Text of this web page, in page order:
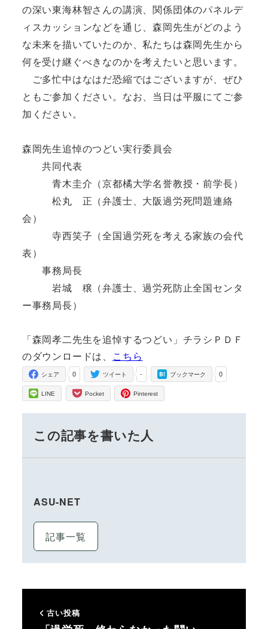
の深い東海林智さんの講演、関係団体のパネルデ
ィスカッションなどを通じ、森岡先生がどのよう
な未来を描いていたのか、私たちは森岡先生から
何を受け継ぐべきなのかを考えたいと思います。
ご多忙中はなはだ恐縮ではございますが、ぜひ
ともご参加ください。なお、当日は平服にてご参
加ください。
森岡先生追悼のつどい実行委員会
共同代表
青木圭介（京都橘大学名誉教授・前学長）
松丸 正（弁護士、大阪過労死問題連絡
会）
寺西笑子（全国過労死を考える家族の会代
表）
事務局長
岩城 穣（弁護士、過労死防止全国センタ
ー事務局長）
「森岡孝二先生を追悼するつどい」チラシＰＤＦ
のダウンロードは、 こちら
0
シェア -
ツイート 0
ブックマーク
LINE Pocket Pinterest
この記事を書いた人
ASU-NET
記事一覧
古い投稿